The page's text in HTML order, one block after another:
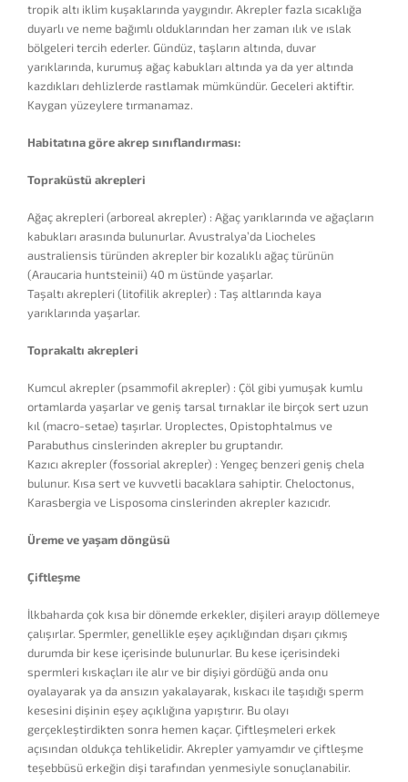
tropik altı iklim kuşaklarında yaygındır. Akrepler fazla sıcaklığa
duyarlı ve neme bağımlı olduklarından her zaman ılık ve ıslak
bölgeleri tercih ederler. Gündüz, taşların altında, duvar
yarıklarında, kurumuş ağaç kabukları altında ya da yer altında
kazdıkları dehlizlerde rastlamak mümkündür. Geceleri aktiftir.
Kaygan yüzeylere tırmanamaz.
Habitatına göre akrep sınıflandırması:
Topraküstü akrepleri
Ağaç akrepleri (arboreal akrepler) : Ağaç yarıklarında ve ağaçların
kabukları arasında bulunurlar. Avustralya’da Liocheles
australiensis türünden akrepler bir kozalıklı ağaç türünün
(Araucaria huntsteinii) 40 m üstünde yaşarlar.
Taşaltı akrepleri (litofilik akrepler) : Taş altlarında kaya
yarıklarında yaşarlar.
Toprakaltı akrepleri
Kumcul akrepler (psammofil akrepler) : Çöl gibi yumuşak kumlu
ortamlarda yaşarlar ve geniş tarsal tırnaklar ile birçok sert uzun
kıl (macro-setae) taşırlar. Uroplectes, Opistophtalmus ve
Parabuthus cinslerinden akrepler bu gruptandır.
Kazıcı akrepler (fossorial akrepler) : Yengeç benzeri geniş chela
bulunur. Kısa sert ve kuvvetli bacaklara sahiptir. Cheloctonus,
Karasbergia ve Lisposoma cinslerinden akrepler kazıcıdr.
Üreme ve yaşam döngüsü
Çiftleşme
İlkbaharda çok kısa bir dönemde erkekler, dişileri arayıp döllemeye
çalışırlar. Spermler, genellikle eşey açıklığından dışarı çıkmış
durumda bir kese içerisinde bulunurlar. Bu kese içerisindeki
spermleri kıskaçları ile alır ve bir dişiyi gördüğü anda onu
oyalayarak ya da ansızın yakalayarak, kıskacı ile taşıdığı sperm
kesesini dişinin eşey açıklığına yapıştırır. Bu olayı
gerçekleştirdikten sonra hemen kaçar. Çiftleşmeleri erkek
açısından oldukça tehlikelidir. Akrepler yamyamdır ve çiftleşme
teşebbüsü erkeğin dişi tarafından yenmesiyle sonuçlanabilir.